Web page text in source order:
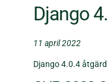
Django
11 april 2022
Django 4.0.4